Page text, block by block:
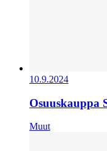
10.9.2024
Osuuskauppa
Muut